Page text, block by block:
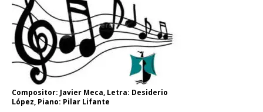
Compositor: Javier Meca, Letra: Desiderio
López, Piano: Pilar Lifante